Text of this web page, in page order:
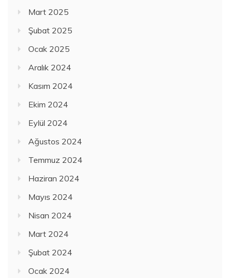
Mart 2025
Şubat 2025
Ocak 2025
Aralık 2024
Kasım 2024
Ekim 2024
Eylül 2024
Ağustos 2024
Temmuz 2024
Haziran 2024
Mayıs 2024
Nisan 2024
Mart 2024
Şubat 2024
Ocak 2024